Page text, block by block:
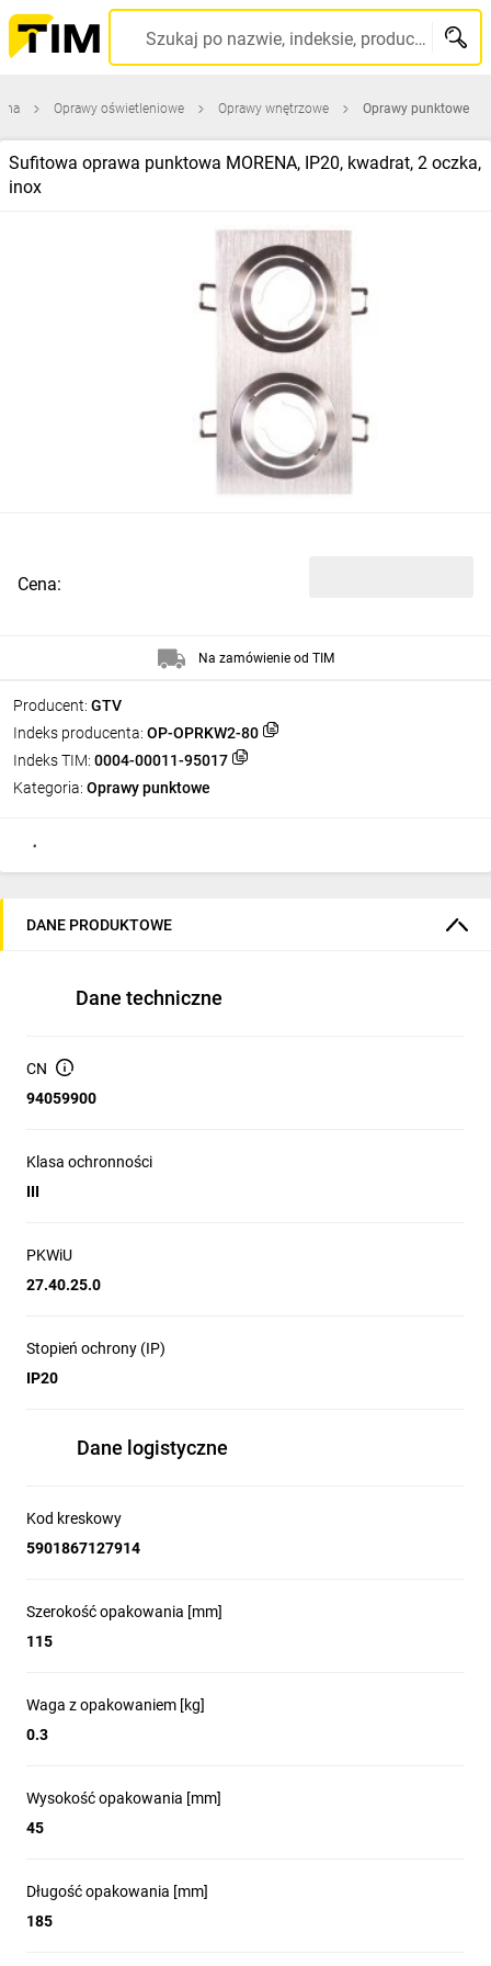
Szukaj po nazwie, indeksie, producencie, kodzie kreskowym...
Oprawy oświetleniowe Oprawy wnętrzowe Oprawy punktowe
Sufitowa oprawa punktowa MORENA, IP20, kwadrat, 2 oczka,
inox
Producent: GTV
Indeks producenta: OP-OPRKW2-80
Indeks TIM: 0004-00011-95017
Kategoria: Oprawy punktowe
Cena:
Na zamówienie od TIM
DANE PRODUKTOWE
Dane techniczne
CN
94059900
Klasa ochronności
III
PKWiU
27.40.25.0
Stopień ochrony (IP)
IP20
Dane logistyczne
Kod kreskowy
5901867127914
Szerokość opakowania [mm]
115
Waga z opakowaniem [kg]
0.3
Wysokość opakowania [mm]
45
Długość opakowania [mm]
185